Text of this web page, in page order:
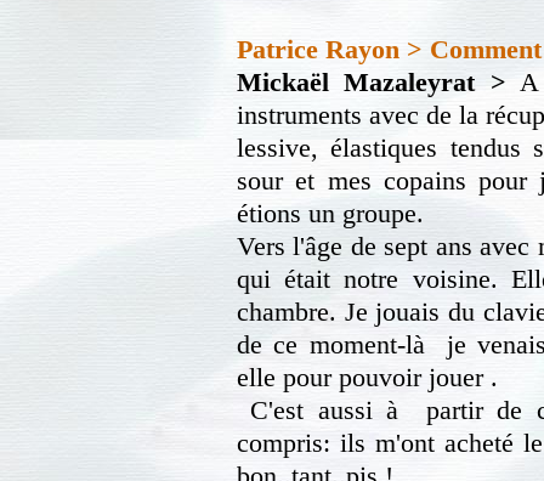
Patrice Rayon >
Mickaël Mazaleyrat > A
instruments avec de la
lessive, élastiques
sour et mes copains
étions un groupe.
Vers l'âge de sept ans
qui était notre voisine.
chambre. Je jouais du
de ce moment-là je
elle pour pouvoir jouer .
C'est aussi à partir de
compris: ils m'ont acheté